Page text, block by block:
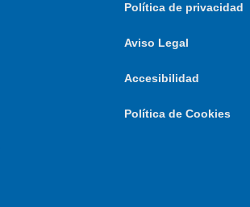
Política de privacidad
Aviso Legal
Accesibilidad
Política de Cookies